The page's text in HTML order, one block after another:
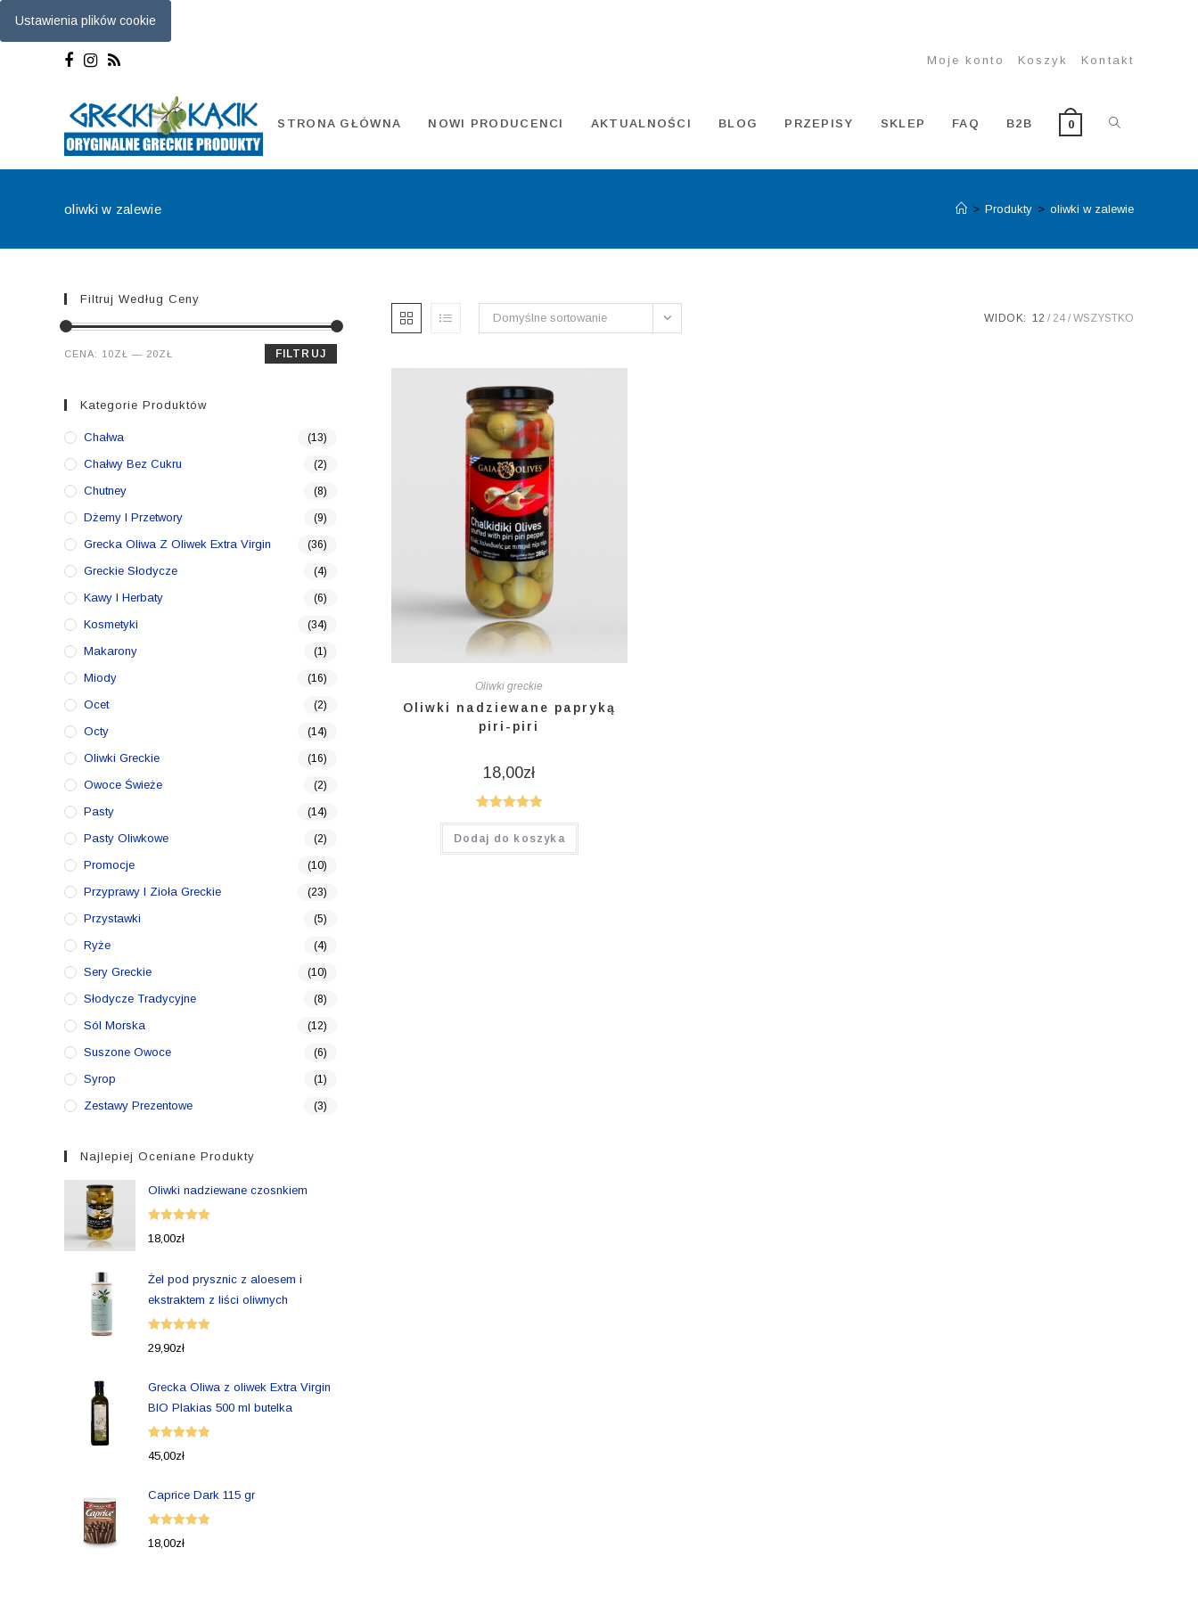
Ustawienia plików cookie
Moje konto Koszyk Kontakt
STRONA GŁÓWNA NOWI PRODUCENCI AKTUALNOŚCI BLOG PRZEPISY SKLEP FAQ B2B 0 TOGGLE
WEBSITE
oliwki w zalewie > Produkty > oliwki w zalewie
Domyślne sortowanie WIDOK: 12 24 WSZYSTKO
Oliwki greckie
Oliwki nadziewane papryką
piri-piri
18,00zł
Oceniono
5.00na 5
Dodaj do koszyka
Filtruj Według Ceny
Cena
Cena
FILTRUJ
CENA: 10ZŁ — 20ZŁ
Kategorie Produktów
Chałwa (13)
Chałwy Bez Cukru (2)
Chutney (8)
Dżemy I Przetwory (9)
Grecka Oliwa Z Oliwek Extra Virgin (36)
Greckie Słodycze (4)
Kawy I Herbaty (6)
Kosmetyki (34)
Makarony (1)
Miody (16)
Ocet (2)
Octy (14)
Oliwki Greckie (16)
Owoce Świeże (2)
Pasty (14)
Pasty Oliwkowe (2)
Promocje (10)
Przyprawy I Zioła Greckie (23)
Przystawki (5)
Ryże (4)
Sery Greckie (10)
Słodycze Tradycyjne (8)
Sól Morska (12)
Suszone Owoce (6)
Syrop (1)
Zestawy Prezentowe (3)
Najlepiej Oceniane Produkty
Oliwki nadziewane czosnkiem
Oceniono
18,00zł
Żel pod prysznic z aloesem i
ekstraktem z liści oliwnych
Oceniono
29,90zł
Grecka Oliwa z oliwek Extra Virgin
BIO Plakias 500 ml butelka
Oceniono
45,00zł
Caprice Dark 115 gr
Oceniono
18,00zł